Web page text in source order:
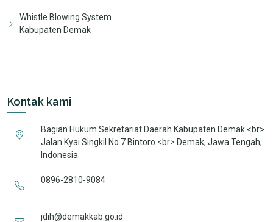
Whistle Blowing System
Kabupaten Demak
Kontak kami
Bagian Hukum Sekretariat Daerah Kabupaten Demak <br>
Jalan Kyai Singkil No.7 Bintoro <br> Demak, Jawa Tengah,
Indonesia
0896-2810-9084
jdih@demakkab.go.id